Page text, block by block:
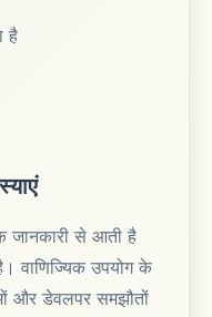
है
जानकारी से आती है
वाणिज्यिक उपयोग के
और डेवलपर समझौतों